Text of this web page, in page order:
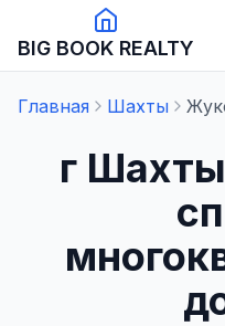
BIG BOOK REALTY
Главная Шахты
г